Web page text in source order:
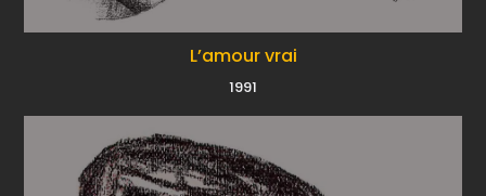
L’amour vrai
1991